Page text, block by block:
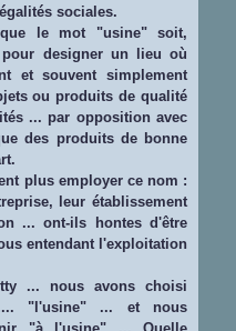
sociales.
le mot "usine" soit,
designer un lieu où
et souvent simplement
ou produits de qualité
... par opposition avec
des produits de bonne
plus employer ce nom :
leur établissement
... ont-ils hontes d'être
entendant l'exploitation
... nous avons choisi
.... "l'usine" ... et nous